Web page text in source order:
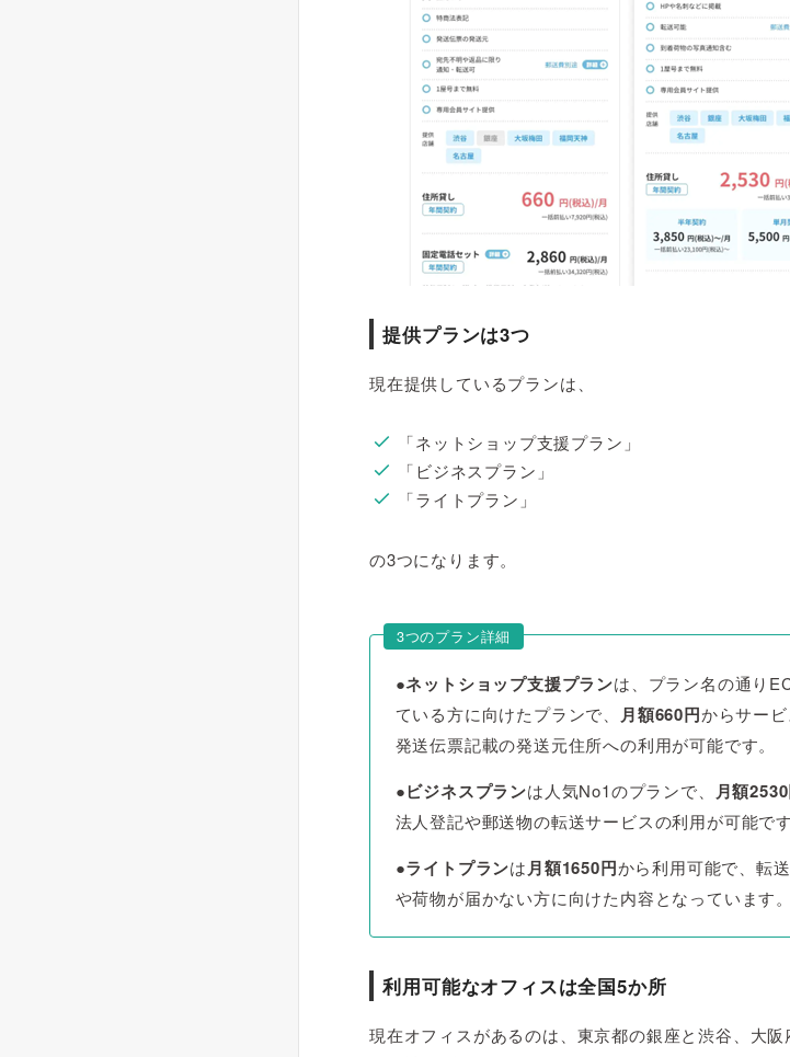
提供プランは3つ
現在提供しているプランは、
「ネットショップ支援プラン」
「ビジネスプラン」
「ライトプラン」
の3つになります。
3つのプラン詳細
●ネットショップ支援プランは、プラン名の通り
ている方に向けたプランで、 月額660円からサー
発送伝票記載の発送元住所への利用が可能です。
●ビジネスプランは人気No1のプランで、 月額
法人登記や郵送物の転送サービスの利用が可能です
●ライトプランは月額1650円から利用可能で、転
や荷物が届かない方に向けた内容となっています。
利用可能なオフィスは全国5か所
現在オフィスがあるのは、東京都の銀座と渋谷、大